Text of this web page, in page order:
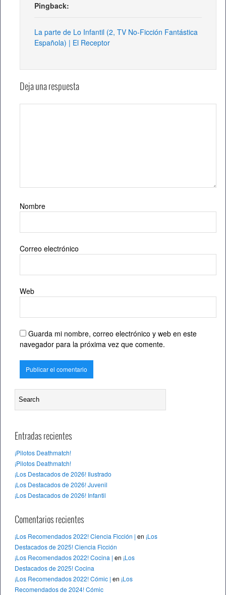
Pingback:
La parte de Lo Infantil (2, TV No-Ficción Fantástica
Española) | El Receptor
Deja una respuesta
Nombre
Correo electrónico
Web
Guarda mi nombre, correo electrónico y web en este
navegador para la próxima vez que comente.
Entradas recientes
¡Pilotos Deathmatch!
¡Pilotos Deathmatch!
¡Los Destacados de 2026! Ilustrado
¡Los Destacados de 2026! Juvenil
¡Los Destacados de 2026! Infantil
Comentarios recientes
¡Los Recomendados 2022! Ciencia Ficción | en ¡Los
Destacados de 2025! Ciencia Ficción
¡Los Recomendados 2022! Cocina | en ¡Los
Destacados de 2025! Cocina
¡Los Recomendados 2022! Cómic | en ¡Los
Recomendados de 2024! Cómic